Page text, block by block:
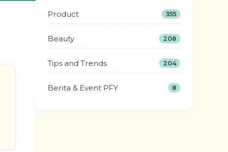
Product 355
Beauty 208
Tips and Trends 204
Berita & Event PFY 8